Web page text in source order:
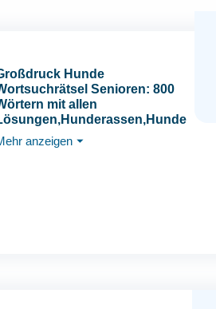
Hunde
Senioren: 800
mit allen
anzeigen ⏷